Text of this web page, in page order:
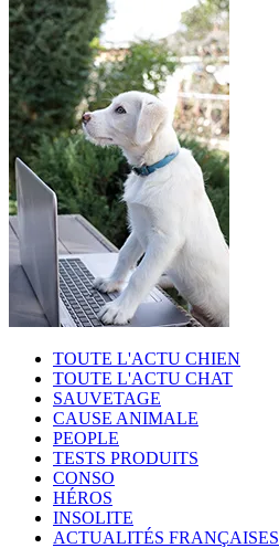
TOUTE L'ACTU CHIEN
TOUTE L'ACTU CHAT
SAUVETAGE
CAUSE ANIMALE
PEOPLE
TESTS PRODUITS
CONSO
HÉROS
INSOLITE
ACTUALITÉS FRANÇAISES